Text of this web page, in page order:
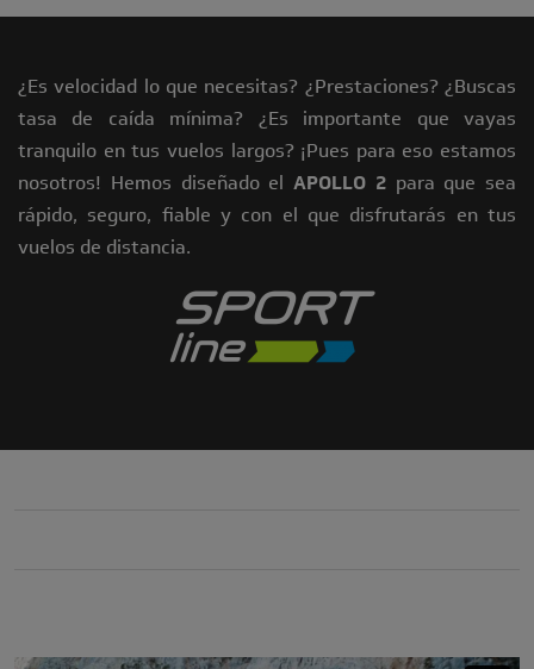
¿Es velocidad lo que necesitas? ¿Prestaciones? ¿Buscas
tasa de caída mínima? ¿Es importante que vayas
tranquilo en tus vuelos largos? ¡Pues para eso estamos
nosotros! Hemos diseñado el APOLLO 2para que sea
rápido, seguro, fiable y con el que disfrutarás en tus
vuelos de distancia.